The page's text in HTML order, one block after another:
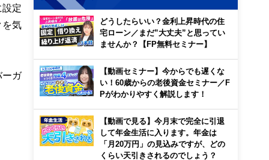
設定
を気
ーガ
どうしたらいい？金利上昇時代の住
宅ローン／まだ”大丈夫”と思ってい
ませんか？【FP無料セミナー】
【動画セミナー】今からでも遅くな
い！60歳からの老後資金セミナー／F
Pがわかりやすく解説します！
【動画で見る】今月末で完全に引退
して年金生活に入ります。年金は
「月20万円」の見込みですが、どの
くらい天引きされるのでしょう？